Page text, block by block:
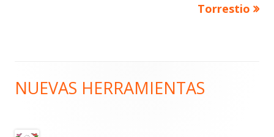
Torrestio
Barra
NUEVAS HERRAMIENTAS